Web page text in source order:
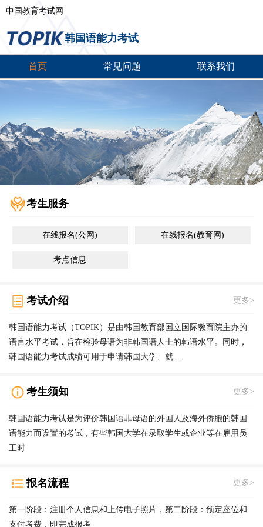
中国教育考试网
韩国语能力考试
首页 常见问题 联系我们
考生服务
在线报名(公网) 在线报名(教育网)
考点信息
考试介绍 更多>
韩国语能力考试（TOPIK）是由韩国教育部国立国际教育院主办的
语言水平考试，旨在检验母语为非韩国语人士的韩语水平。同时，
韩国语能力考试成绩可用于申请韩国大学、就…
考生须知 更多>
韩国语能力考试是为评价韩国语非母语的外国人及海外侨胞的韩国
语能力而设置的考试，有些韩国大学在录取学生或企业等在雇用员
工时
报名流程 更多>
第一阶段：注册个人信息和上传电子照片，第二阶段：预定座位和
支付考费，即完成报考